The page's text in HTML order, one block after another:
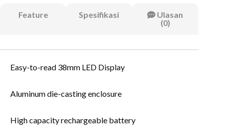
Feature Spesifikasi
Ulasan
(0)
Easy-to-read 38mm LED Display
Aluminum die-casting enclosure
High capacity rechargeable battery